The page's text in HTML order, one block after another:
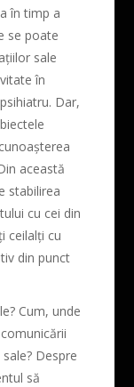
în timp a
se poate
sale
în
Dar,
această
stabilirea
cu cei din
ceilalți cu
din punct
Cum, unde
Despre
să